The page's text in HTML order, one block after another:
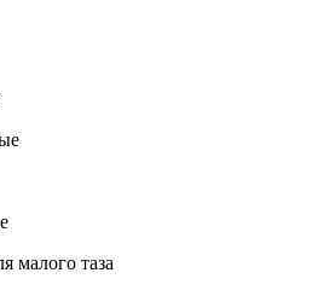
малого таза